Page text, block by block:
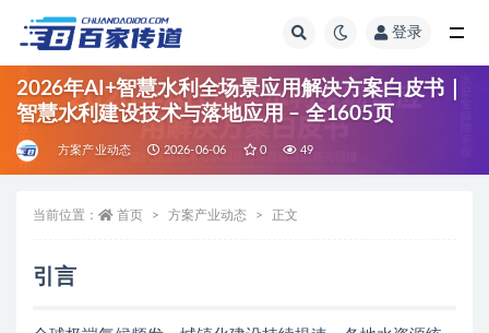
登录
2026年AI+智慧水利全场景应用解决方案白皮书｜
智慧水利建设技术与落地应用 – 全1605页
方案产业动态 2026-06-06 0 49
当前位置： 首页 方案产业动态 正文
引言